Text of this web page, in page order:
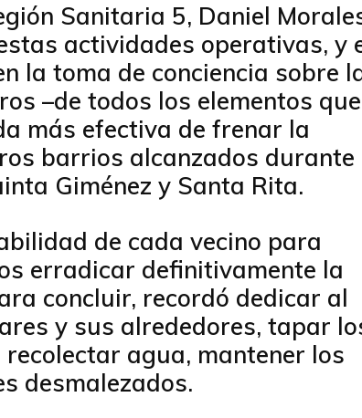
Sanitaria 5, Daniel
actividades operativas, y
la toma de conciencia sobre
–de todos los elementos que
más efectiva de frenar la
barrios alcanzados durante
Giménez y Santa Rita.
de cada vecino para
erradicar definitivamente la
concluir, recordó dedicar al
y sus alrededores, tapar
agua, mantener los
desmalezados.